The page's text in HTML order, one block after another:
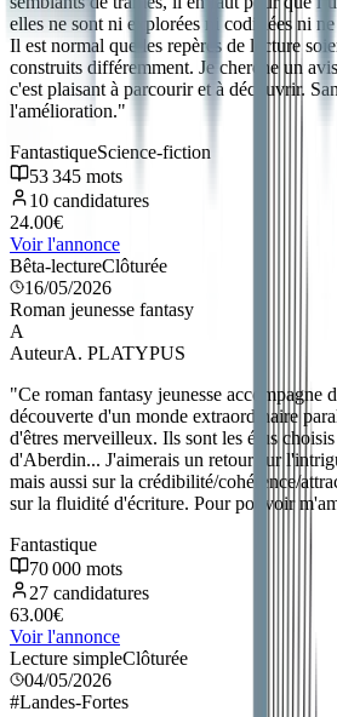
elles ne sont ni explorées ni codifiées ni
Il est normal que les repères de lecture
construits différemment. Je cherche un
c'est plaisant à parcourir et à découvrir.
l'amélioration."
FantastiqueScience-fiction
53 345 mots
10 candidatures
24.00€
Voir l'annonce
Bêta-lectureClôturée
16/05/2026
Roman jeunesse fantasy
A
AuteurA. PLATYPUS
"Ce roman fantasy jeunesse accompagne
découverte d'un monde extraordinaire
d'êtres merveilleux. Ils sont les élus
d'Aberdin... J'aimerais un retour sur
mais aussi sur la crédibilité/cohérence/
sur la fluidité d'écriture. Pour pouvoir
Fantastique
70 000 mots
27 candidatures
63.00€
Voir l'annonce
Lecture simpleClôturée
04/05/2026
#Landes-Fortes